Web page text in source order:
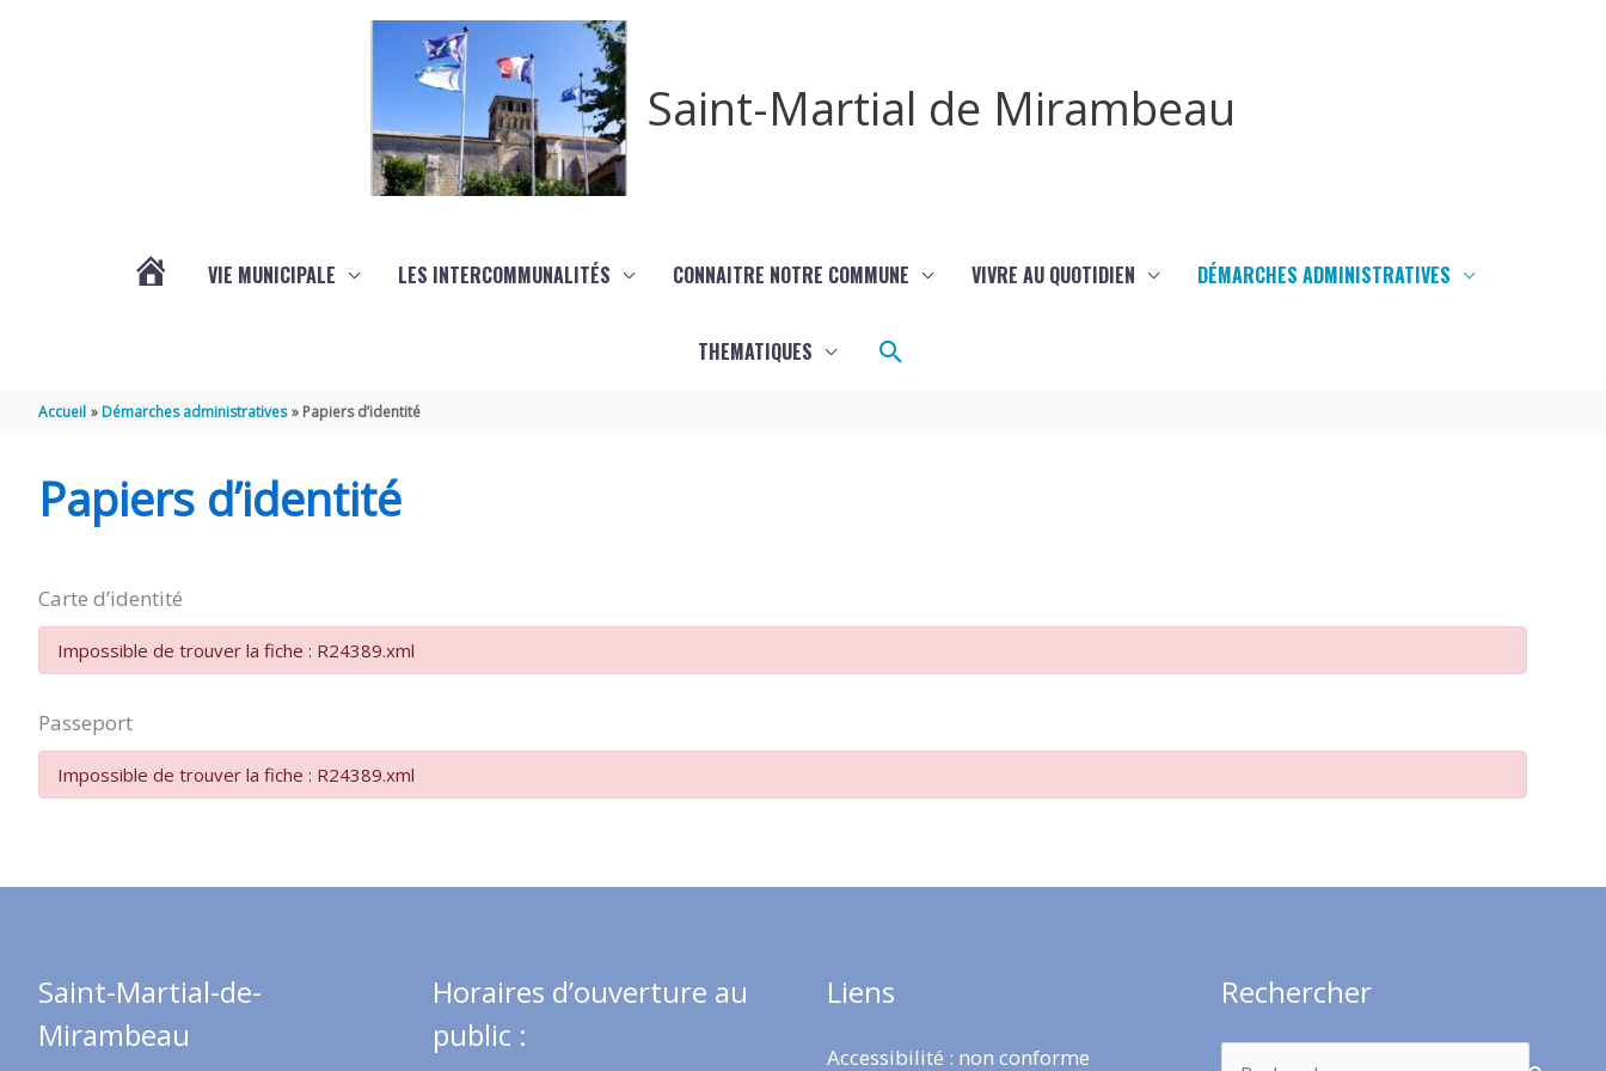
Saint-Martial de Mirambeau
VIE MUNICIPALE LES INTERCOMMUNALITÉS CONNAITRE NOTRE COMMUNE VIVRE AU QUOTIDIEN DÉMARCHES ADMINISTRATIVES
THEMATIQUES Rechercher
Accueil Démarches administratives Papiers d’identité
Papiers d’identité
Carte d’identité
Impossible de trouver la fiche : R24389.xml
Passeport
Impossible de trouver la fiche : R24389.xml
Saint-Martial-de-
Mirambeau
Horaires d’ouverture au
public :
Liens
Accessibilité : non conforme
Rechercher